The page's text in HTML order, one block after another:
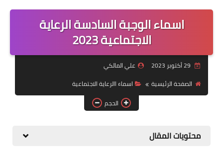
اخبار وزارة العمل وهيئة
قسم التطبيقات
قطع الاراضي
اسماء الوجبة السادسة الرعاية
الاجتماعية 2023
علي المالكي
الصفحة الرئيسية
اسماء االرعاية الاجتماعية
الحجم
محتويات المقال